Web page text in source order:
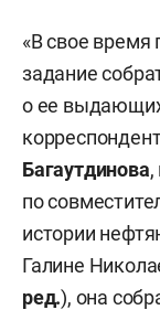
«В свое время
задание
о ее
Багаутдинова
по
истории
Галине
ред.), она